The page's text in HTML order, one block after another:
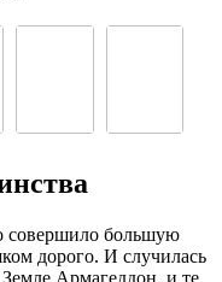
совершило большую
дорого. И случилась